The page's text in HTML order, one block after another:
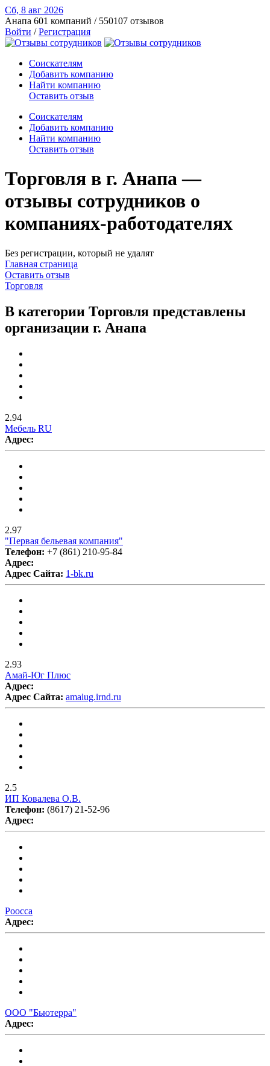
Сб, 8 авг 2026
Анапа 601 компаний / 550107 отзывов
Войти /Регистрация
Соискателям
Добавить компанию
Найти компанию
Оставить отзыв
Соискателям
Добавить компанию
Найти компанию
Оставить отзыв
Торговля в г. Анапа —
отзывы сотрудников о
компаниях-работодателях
Без регистрации, который не удалят
Главная страница
Оставить отзыв
Торговля
В категории Торговля представлены
организации г. Анапа
2.94
Мебель RU
Адрес:
2.97
"Первая бельевая компания"
Телефон: +7 (861) 210-95-84
Адрес:
Адрес Сайта: 1-bk.ru
2.93
Амай-Юг Плюс
Адрес:
Адрес Сайта: amaiug.irnd.ru
2.5
ИП Ковалева О.В.
Телефон: (8617) 21-52-96
Адрес:
Роосса
Адрес:
ООО "Бьютерра"
Адрес: